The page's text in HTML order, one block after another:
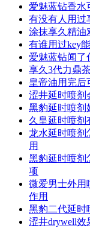
爱魅蓝钻香水
有没有人用过
涂抹享久精油
有谁用过key
爱魅蓝钻闻了
享久3代力鼎
皇帝油用完后
涩井延时喷剂
黑豹延时喷剂
久皇延时喷剂
龙水延时喷剂
用
黑豹延时喷剂
项
微爱男士外用
作用
黑豹二代延时
涩井drywell效